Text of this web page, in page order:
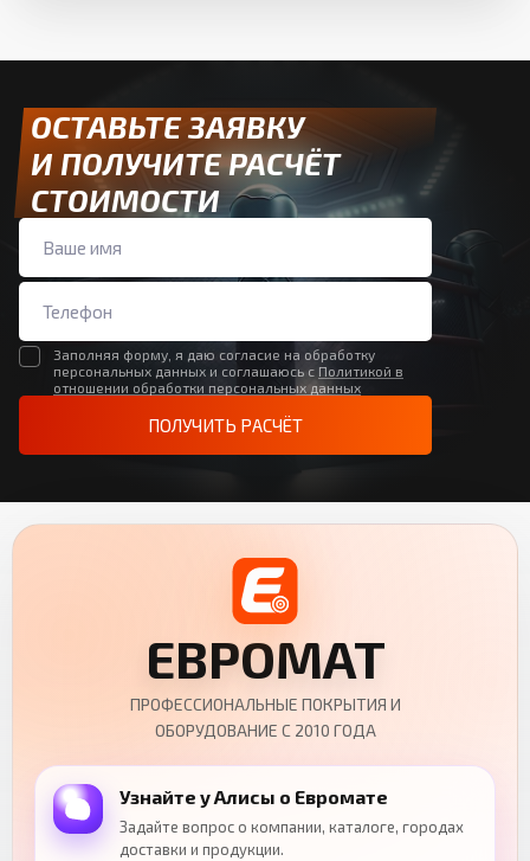
ОСТАВЬТЕ ЗАЯВКУ
И ПОЛУЧИТЕ РАСЧЁТ
СТОИМОСТИ
Заполняя форму, я даю согласие на обработку
персональных данных и соглашаюсь с Политикой в
отношении обработки персональных данных
ПОЛУЧИТЬ РАСЧЁТ
ЕВРОМАТ
ПРОФЕССИОНАЛЬНЫЕ ПОКРЫТИЯ И
ОБОРУДОВАНИЕ С 2010 ГОДА
Узнайте у Алисы о Евромате
Задайте вопрос о компании, каталоге, городах
доставки и продукции.